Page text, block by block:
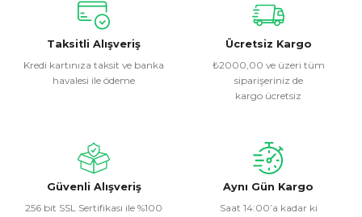
konularda yetersiz gördüğünüz noktaları öneri formunu
kullanarak tarafımıza iletebilirsiniz.
Görüş ve önerileriniz için teşekkür ederiz.
Ürün resmi kalitesiz, bozuk veya görüntülenemiyor.
Ürün fiyatı diğer sitelerden daha pahalı.
Bu ürüne benzer farklı alternatifler olmalı.
Taksitli Alışveriş
Kredi kartınıza taksit ve banka
havalesi ile ödeme
Ücretsiz Kargo
₺2000,00 ve üzeri tüm
siparişeriniz de
kargo ücretsiz
Güvenli Alışveriş
256 bit SSL Sertifikası ile %100
Aynı Gün Kargo
Saat 14:00’a kadar ki